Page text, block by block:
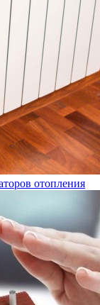
отопления